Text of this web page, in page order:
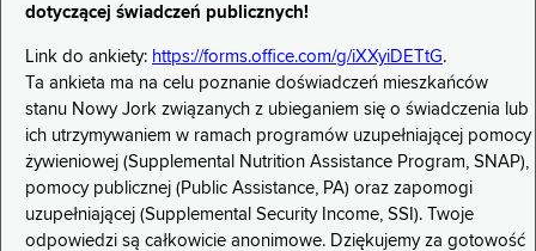
dotyczącej świadczeń publicznych!
Link do ankiety: https://forms.office.com/g/iXXyiDETtG.
Ta ankieta ma na celu poznanie doświadczeń mieszkańców
stanu Nowy Jork związanych z ubieganiem się o świadczenia lub
ich utrzymywaniem w ramach programów uzupełniającej pomocy
żywieniowej (Supplemental Nutrition Assistance Program, SNAP),
pomocy publicznej (Public Assistance, PA) oraz zapomogi
uzupełniającej (Supplemental Security Income, SSI). Twoje
odpowiedzi są całkowicie anonimowe. Dziękujemy za gotowość